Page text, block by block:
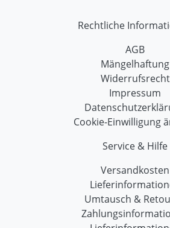
Rechtliche
AGB
Mängelhaftung
Widerrufsrecht
Impressum
Cookie-Einwilligung
Service & Hilfe
Versandkosten
Umtausch &